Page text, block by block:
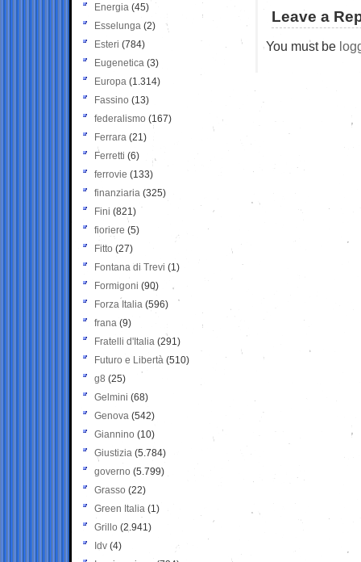
Leave a
You must be
Energia (45)
Esselunga (2)
Esteri (784)
Eugenetica (3)
Europa (1.314)
Fassino (13)
federalismo (167)
Ferrara (21)
Ferretti (6)
ferrovie (133)
finanziaria (325)
Fini (821)
fioriere (5)
Fitto (27)
Fontana di Trevi (1)
Formigoni (90)
Forza Italia (596)
frana (9)
Fratelli d'Italia (291)
Futuro e Libertà (510)
g8 (25)
Gelmini (68)
Genova (542)
Giannino (10)
Giustizia (5.784)
governo (5.799)
Grasso (22)
Green Italia (1)
Grillo (2.941)
Idv (4)